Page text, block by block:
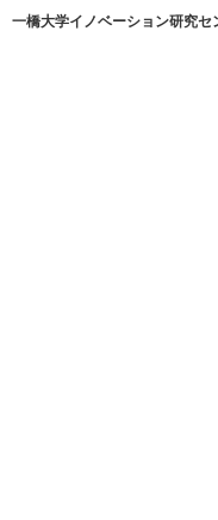
一橋大学イノベーション研究